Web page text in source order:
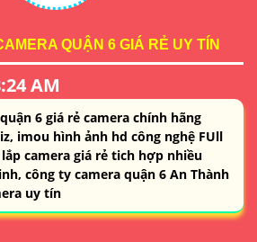
QUẬN 6 GIÁ RẺ UY TÍN
AM
6 giá rẻ camera chính hãng
imou hình ảnh hd công nghệ FUll
camera giá rẻ tich hợp nhiều
công ty camera quận 6 An Thành
uy tín